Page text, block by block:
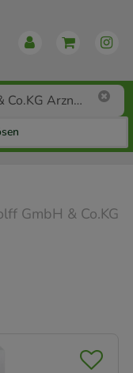
GmbH & Co.KG